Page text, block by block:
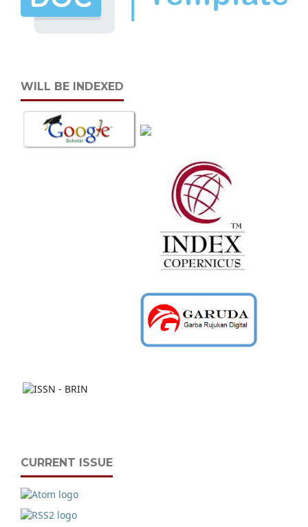
WILL BE INDEXED
CURRENT ISSUE